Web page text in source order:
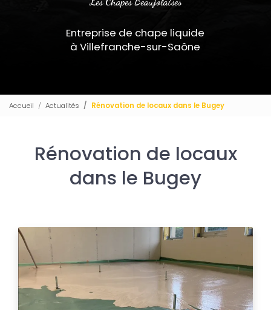
Entreprise de chape liquide
à Villefranche-sur-Saône
Accueil Actualités Rénovation de locaux dans le Bugey
Rénovation de locaux
dans le Bugey